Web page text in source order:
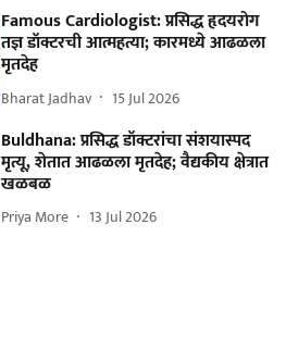
Famous Cardiologist: प्रसिद्ध हृदयरोग
तज्ञ डॉक्टरची आत्महत्या; कारमध्ये आढळला
मृतदेह
Bharat Jadhav 15 Jul 2026
Buldhana: प्रसिद्ध डॉक्टरांचा संशयास्पद
मृत्यू, शेतात आढळला मृतदेह; वैद्यकीय क्षेत्रात
खळबळ
Priya More 13 Jul 2026